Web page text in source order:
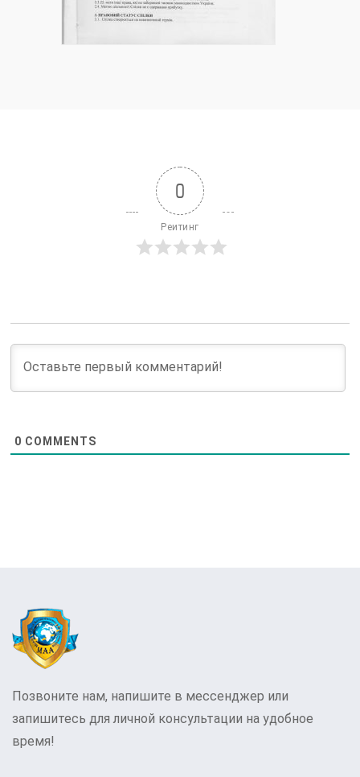
0
Реитинг
0 COMMENTS
Позвоните нам, напишите в мессенджер или
запишитесь для личной консультации на удобное
время!